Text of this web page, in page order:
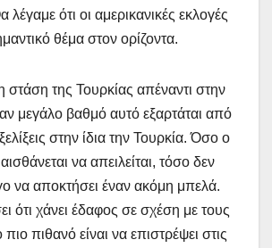
λέγαμε ότι οι αμερικανικές εκλογές
θέμα στον ορίζοντα.
στάση της Τουρκίας απέναντι στην
μεγάλο βαθμό αυτό εξαρτάται από
στην ίδια την Τουρκία. Όσο ο
να απειλείται, τόσο δεν
να αποκτήσει έναν ακόμη μπελά.
ότι χάνει έδαφος σε σχέση με τους
πιο πιθανό είναι να επιστρέψει στις